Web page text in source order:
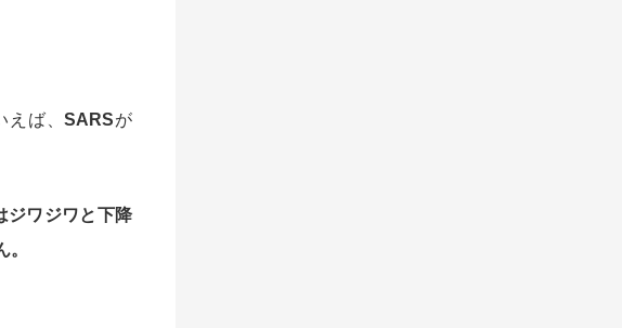
えば、SARSが
ジワジワと下降